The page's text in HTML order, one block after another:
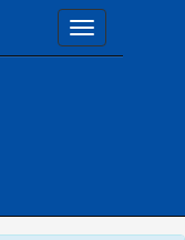
Toggle